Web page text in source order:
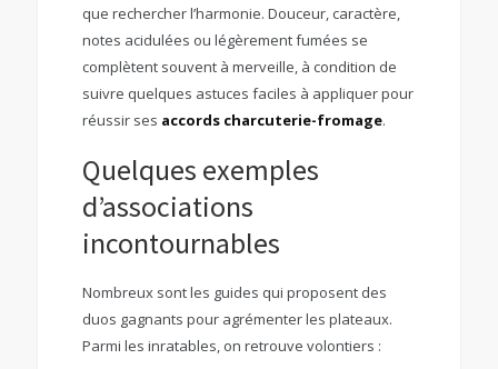
que rechercher l’harmonie. Douceur, caractère,
notes acidulées ou légèrement fumées se
complètent souvent à merveille, à condition de
suivre quelques astuces faciles à appliquer pour
réussir ses accords charcuterie-fromage.
Quelques exemples
d’associations
incontournables
Nombreux sont les guides qui proposent des
duos gagnants pour agrémenter les plateaux.
Parmi les inratables, on retrouve volontiers :